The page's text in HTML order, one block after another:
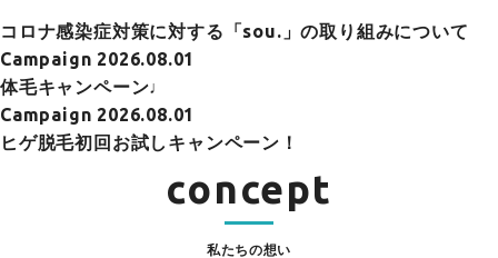
コロナ感染症対策に対する「sou.」の取り組みについて
Campaign 2026.08.01
体毛キャンペーン♩
Campaign 2026.08.01
ヒゲ脱毛初回お試しキャンペーン！
concept
私たちの想い